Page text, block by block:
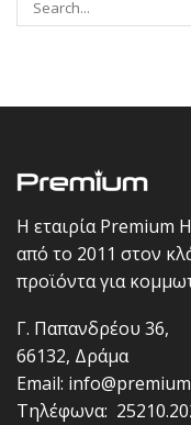
Η εταιρία Premium
από το 2011 στον
προϊόντα για
Γ. Παπανδρέου 36,
66132, Δράμα
Email:
Τηλέφωνα: